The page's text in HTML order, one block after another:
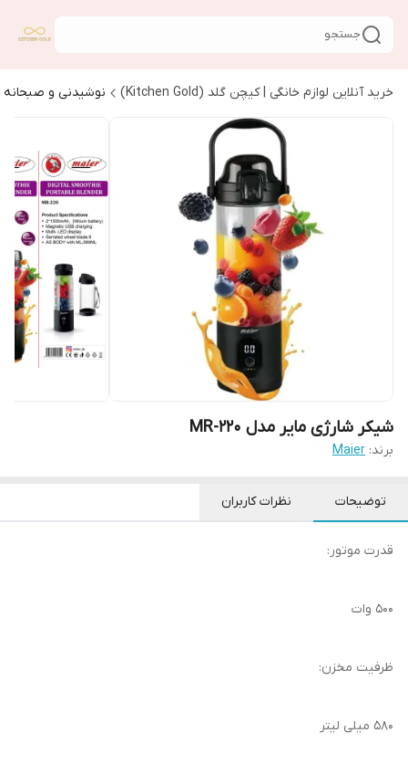
جستجو
خرید آنلاین لوازم خانگی | کیچن گلد (Kitchen Gold) نوشیدنی و صبحانه
شیکر شارژی مایر مدل MR-220
برند: Maier
توضیحات نظرات کاربران
قدرت موتور:
۵۰۰ وات
ظرفیت مخزن:
۵۸۰ میلی لیتر